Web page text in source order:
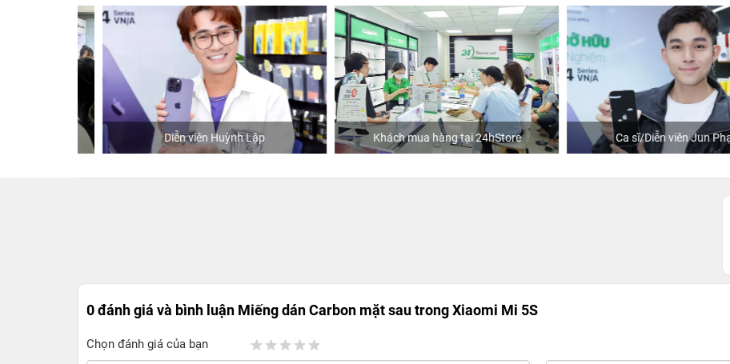
Diễn viên Huỳnh Lập Khách mua hàng tại 24hStore Ca sĩ/Diễn viên Jun Phạm
0 đánh giá và bình luận Miếng dán Carbon mặt sau trong Xiaomi Mi 5S
Chọn đánh giá của bạn